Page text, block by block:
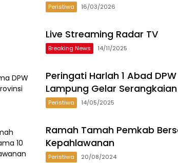
Peristiwa 16/03/2026
Live Streaming Radar TV
Breaking News 14/11/2025
Peringati Harlah 1 Abad
Lampung Gelar
Peristiwa 14/05/2025
Ramah Tamah Pemkab
Kepahlawanan
Peristiwa 20/08/2024